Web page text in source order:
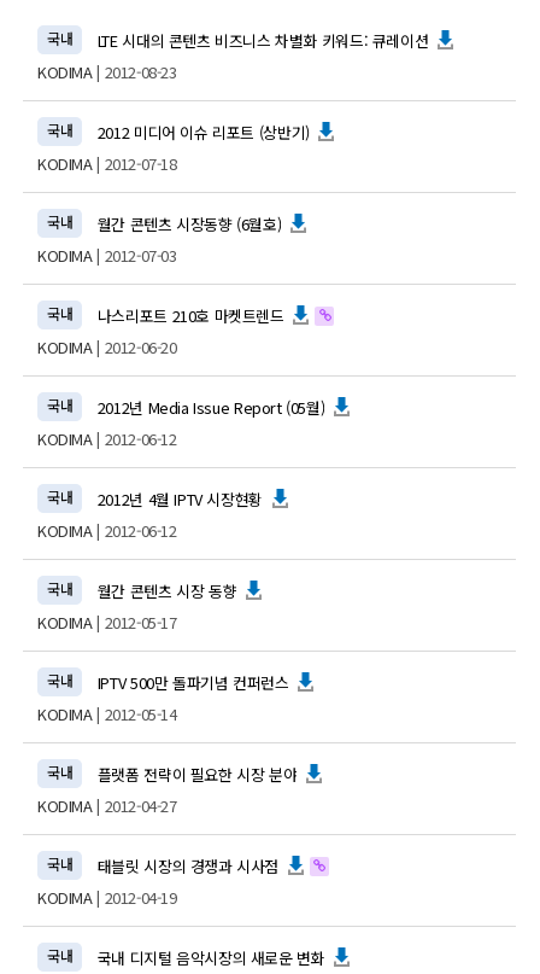
국내
LTE 시대의 콘텐츠 비즈니스 차별화 키워드: 큐레이션
KODIMA| 2012-08-23
국내
2012 미디어 이슈 리포트 (상반기)
KODIMA| 2012-07-18
국내
월간 콘텐츠 시장동향 (6월호)
KODIMA| 2012-07-03
국내
나스리포트 210호 마켓트렌드
KODIMA| 2012-06-20
국내
2012년 Media Issue Report (05월)
KODIMA| 2012-06-12
국내
2012년 4월 IPTV 시장현황
KODIMA| 2012-06-12
국내
월간 콘텐츠 시장 동향
KODIMA| 2012-05-17
국내
IPTV 500만 돌파기념 컨퍼런스
KODIMA| 2012-05-14
국내
플랫폼 전략이 필요한 시장 분야
KODIMA| 2012-04-27
국내
태블릿 시장의 경쟁과 시사점
KODIMA| 2012-04-19
국내
국내 디지털 음악시장의 새로운 변화